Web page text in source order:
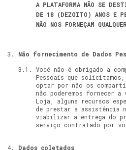
A PLATAFORMA NÃO SE
DE 18 (DEZOITO) ANOS E
NÃO NOS FORNEÇAM
Não fornecimento de Dados
Você não é obrigado a
Pessoais que
optar por não os
não poderemos fornecer a
Loja, alguns recursos
de prestar a assistência
viabilizar a entrega do
serviço contratado por
Dados coletados